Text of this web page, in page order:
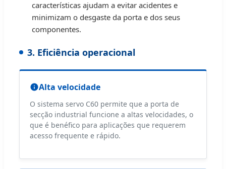
características ajudam a evitar acidentes e
minimizam o desgaste da porta e dos seus
componentes.
3. Eficiência operacional
Alta velocidade
O sistema servo C60 permite que a porta de
secção industrial funcione a altas velocidades, o
que é benéfico para aplicações que requerem
acesso frequente e rápido.